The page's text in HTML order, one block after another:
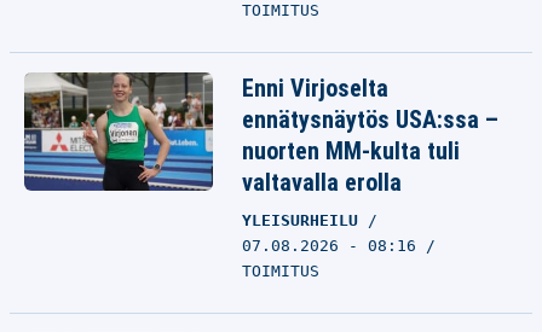
TOIMITUS
Enni Virjoselta
ennätysnäytös USA:ssa –
nuorten MM-kulta tuli
valtavalla erolla
YLEISURHEILU
07.08.2026 - 08:16
TOIMITUS